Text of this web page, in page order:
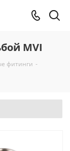
MVI
фитинги -